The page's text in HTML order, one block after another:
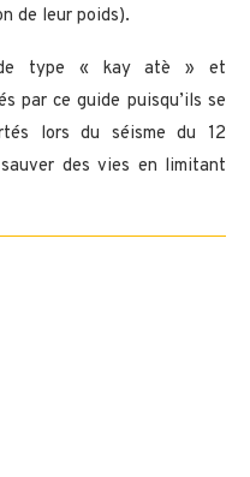
de leur poids).
de type « kay atè » et
par ce guide puisqu’ils se
lors du séisme du 12
des vies en limitant